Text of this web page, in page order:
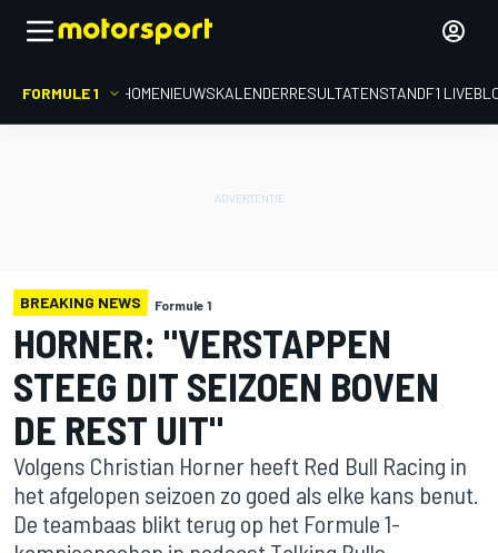
FORMULE 1 HOMENIEUWSKALENDERRESULTATENSTANDF1
BREAKING NEWS Formule 1
HORNER: "VERSTAPPEN
STEEG DIT SEIZOEN BOVEN
DE REST UIT"
Volgens Christian Horner heeft Red Bull Racing in
het afgelopen seizoen zo goed als elke kans benut.
De teambaas blikt terug op het Formule 1-